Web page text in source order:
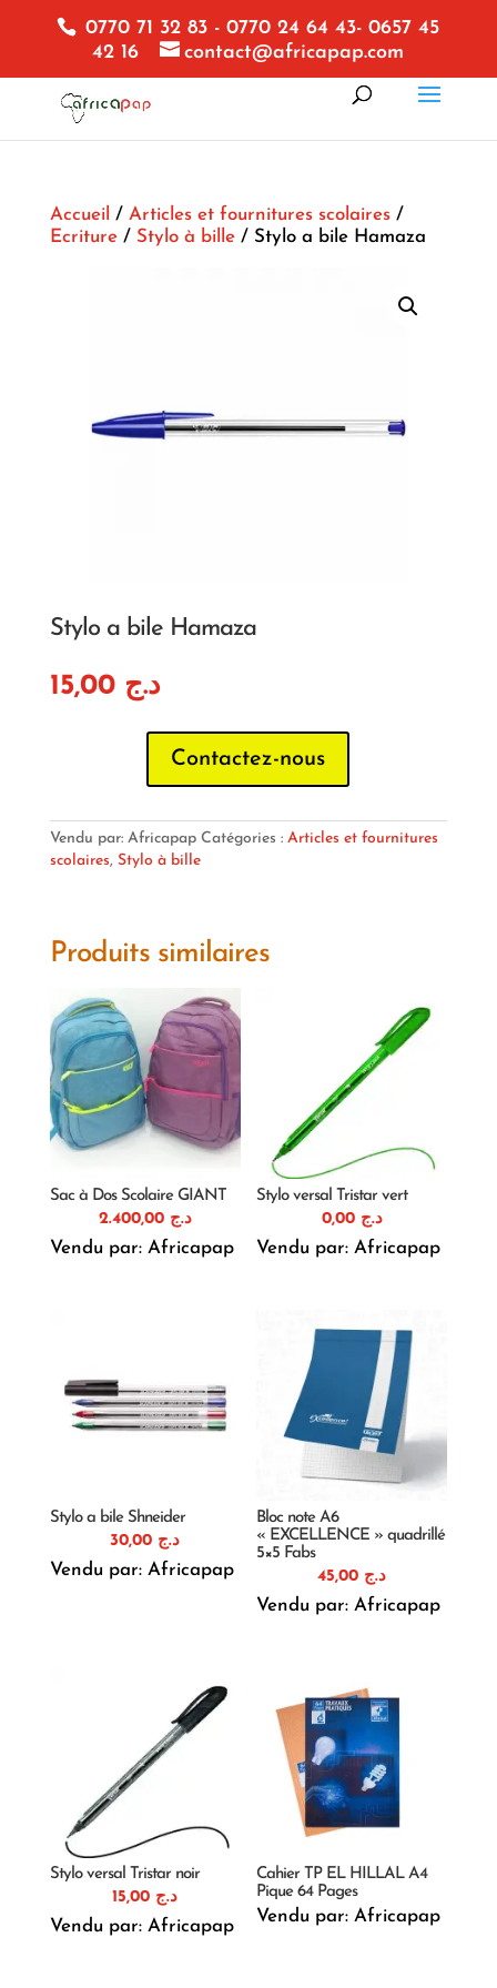
0770 71 32 83 - 0770 24 64 43- 0657 45
42 16
contact@africapap.com
Accueil / Articles et fournitures scolaires/
Ecriture/ Stylo à bille/ Stylo a bile Hamaza
Stylo a bile Hamaza
د.ج 15,00
Contactez-nous
Vendu par: Africapap Catégories : Articles et fournitures
scolaires, Stylo à bille
Produits similaires
Sac à Dos Scolaire GIANT
د.ج 2.400,00
Vendu par: Africapap
Stylo versal Tristar vert
د.ج 0,00
Vendu par: Africapap
Stylo a bile Shneider
د.ج
Vendu par: Africapap
Bloc note A6
« EXCELLENCE » quadrillé
5×5 Fabs
د.ج
Vendu par: Africapap
Stylo versal Tristar noir
د.ج
Vendu par: Africapap
Cahier TP EL HILLAL A4
Pique 64 Pages
Vendu par: Africapap